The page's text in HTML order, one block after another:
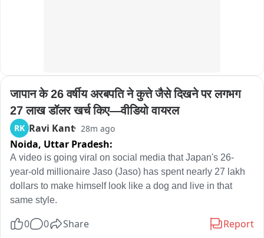
जापान के 26 वर्षीय अरबपति ने कुत्ते जैसे दिखने पर लगभग
27 लाख डॉलर खर्च किए—वीडियो वायरल
RK Ravi Kant 28m ago
Noida, Uttar Pradesh:
A video is going viral on social media that Japan's 26-
year-old millionaire Jaso (Jaso) has spent nearly 27 lakh
dollars to make himself look like a dog and live in that
same style.
0 0 Share Report